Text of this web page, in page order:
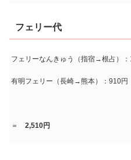
フェリー代
フェリーなんきゅう（指宿→根占）：
有明フェリー（長崎→熊本）：910円
＝ 2,510円